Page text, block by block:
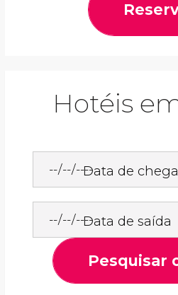
Hotéis
Data de
Data de saída
Pesquisar